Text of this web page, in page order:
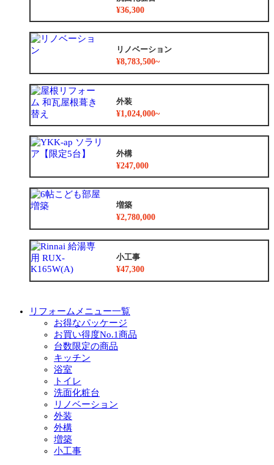
¥36,300
リノベーション
¥8,783,500~
外装
¥1,024,000~
外構
¥247,000
増築
¥2,780,000
小工事
¥47,300
リフォームメニュー一覧
お得なパッケージ
お買い得度No.1商品
台数限定の商品
キッチン
浴室
トイレ
洗面化粧台
リノベーション
外装
外構
増築
小工事